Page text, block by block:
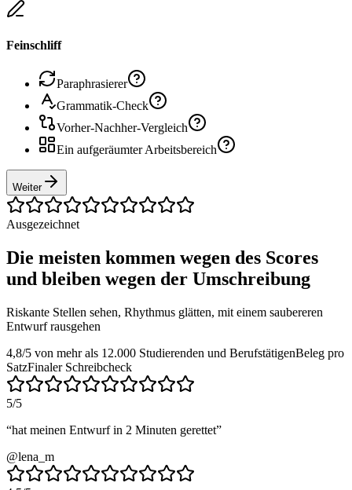
Feinschliff
Paraphrasierer
Grammatik-Check
Vorher-Nachher-Vergleich
Ein aufgeräumter Arbeitsbereich
Weiter
Ausgezeichnet
Die meisten kommen wegen des Scores
und bleiben wegen der Umschreibung
Riskante Stellen sehen, Rhythmus glätten, mit einem saubereren
Entwurf rausgehen
4,8/5 von mehr als 12.000 Studierenden und BerufstätigenBeleg pro
SatzFinaler Schreibcheck
5/5
“hat meinen Entwurf in 2 Minuten gerettet”
@lena_m